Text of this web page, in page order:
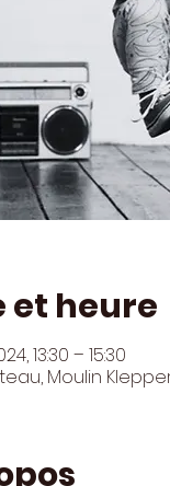
et heure
13:30 – 15:30
Moulin